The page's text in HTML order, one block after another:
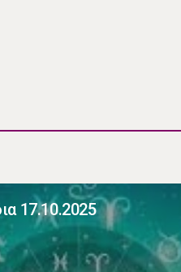
17.10.2025